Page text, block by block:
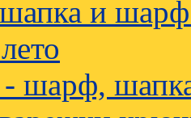
и
шарф,